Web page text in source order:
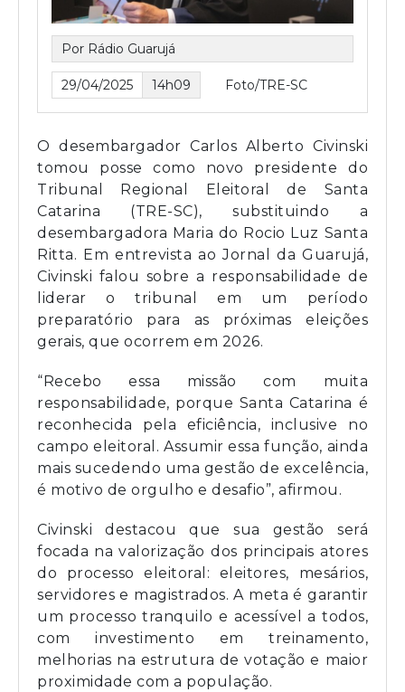
Por Rádio Guarujá
29/04/2025 14h09 Foto/TRE-SC
O desembargador Carlos Alberto Civinski
tomou posse como novo presidente do
Tribunal Regional Eleitoral de Santa
Catarina (TRE-SC), substituindo a
desembargadora Maria do Rocio Luz Santa
Ritta. Em entrevista ao Jornal da Guarujá,
Civinski falou sobre a responsabilidade de
liderar o tribunal em um período
preparatório para as próximas eleições
gerais, que ocorrem em 2026.
“Recebo essa missão com muita
responsabilidade, porque Santa Catarina é
reconhecida pela eficiência, inclusive no
campo eleitoral. Assumir essa função, ainda
mais sucedendo uma gestão de excelência,
é motivo de orgulho e desafio”, afirmou.
Civinski destacou que sua gestão será
focada na valorização dos principais atores
do processo eleitoral: eleitores, mesários,
servidores e magistrados. A meta é garantir
um processo tranquilo e acessível a todos,
com investimento em treinamento,
melhorias na estrutura de votação e maior
proximidade com a população.